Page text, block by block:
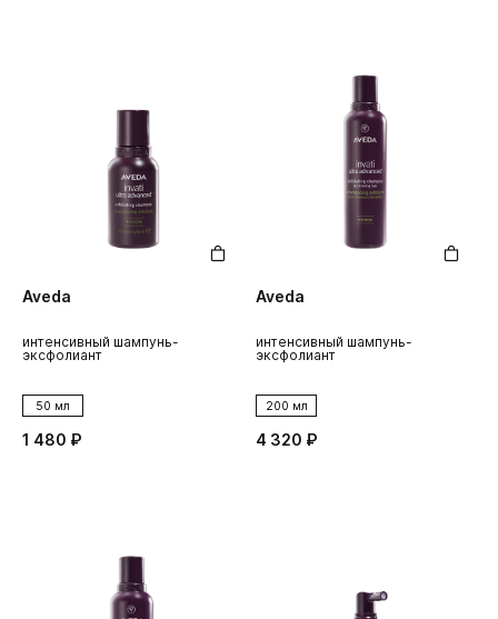
Aveda
интенсивный шампунь-
эксфолиант
50 мл
1 480 ₽
Aveda
интенсивный шампунь-
эксфолиант
200 мл
4 320 ₽